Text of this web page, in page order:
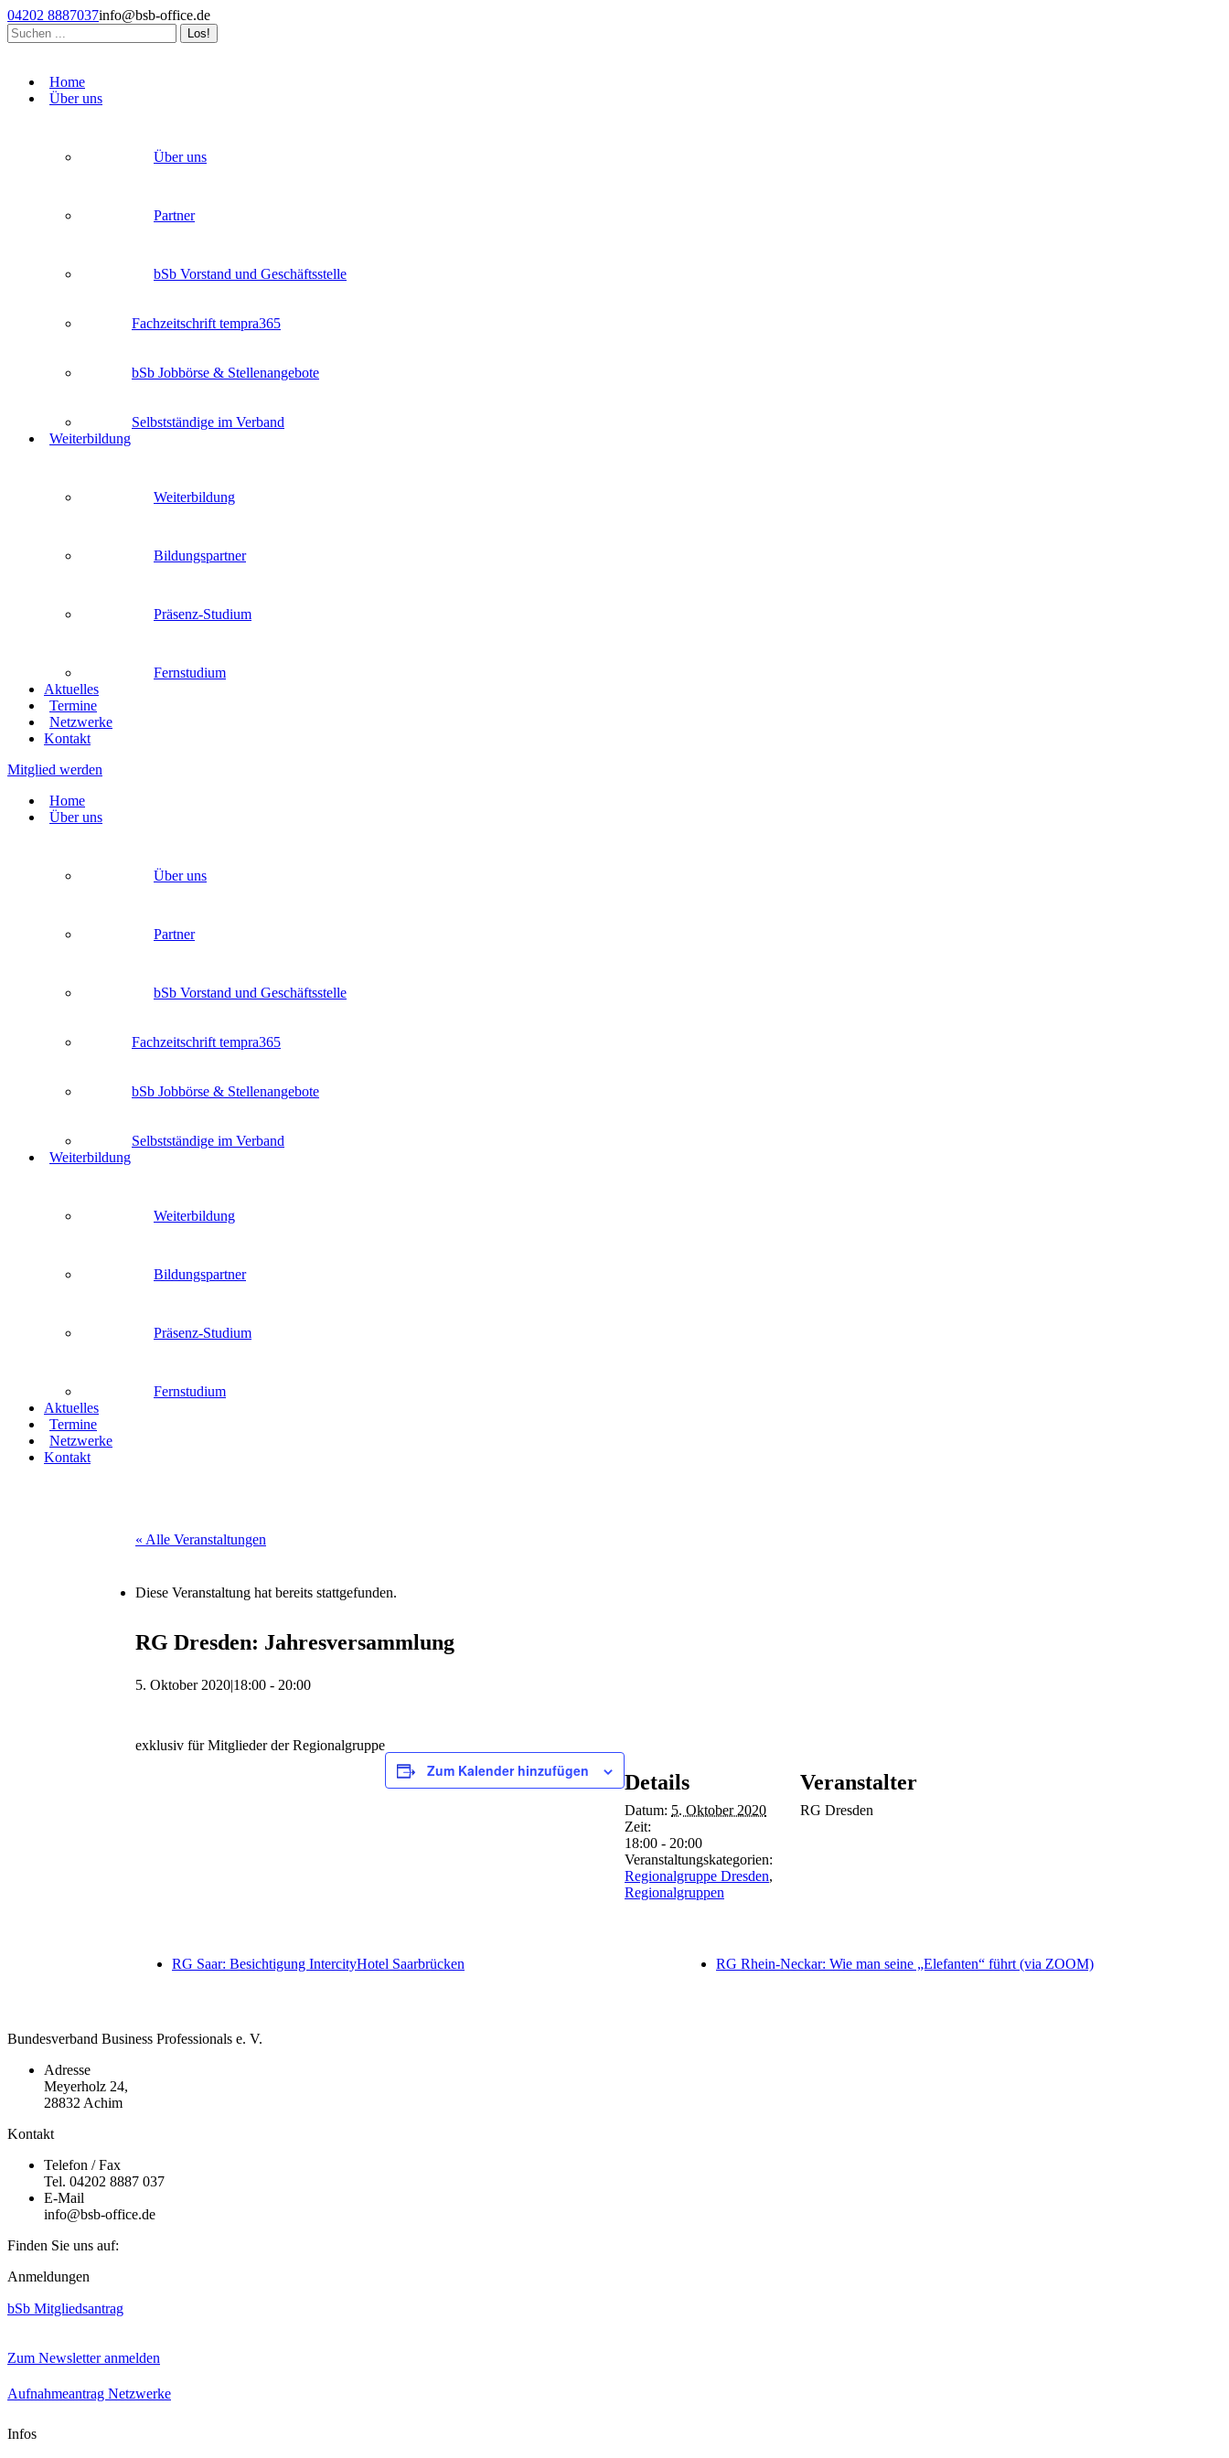
Zum
Inhalt
springen
04202 8887037info@bsb-office.de
Search:
opens
opens
opens
Home
Über uns
Über uns
Partner
bSb Vorstand und Geschäftsstelle
Fachzeitschrift tempra365
bSb Jobbörse & Stellenangebote
Selbstständige im Verband
Weiterbildung
Weiterbildung
Bildungspartner
Präsenz-Studium
Fernstudium
Aktuelles
Termine
Netzwerke
Kontakt
Mitglied werden
Home
Über uns
Über uns
Partner
bSb Vorstand und Geschäftsstelle
Fachzeitschrift tempra365
bSb Jobbörse & Stellenangebote
Selbstständige im Verband
Weiterbildung
Weiterbildung
Bildungspartner
Präsenz-Studium
Fernstudium
Aktuelles
Termine
Netzwerke
Kontakt
« Alle Veranstaltungen
Diese Veranstaltung hat bereits stattgefunden.
RG Dresden: Jahresversammlung
5. Oktober 2020|18:00 - 20:00
exklusiv für Mitglieder der Regionalgruppe
Zum Kalender hinzufügen Details
Datum: 5. Oktober 2020
Zeit:
18:00 - 20:00
Veranstaltungskategorien:
Regionalgruppe Dresden,
Regionalgruppen
Veranstalter
RG Dresden
RG Saar: Besichtigung IntercityHotel Saarbrücken RG Rhein-Neckar: Wie man seine „Elefanten“ führt (via ZOOM)
Bundesverband Business Professionals e. V.
Adresse
Meyerholz 24,
28832 Achim
Kontakt
Telefon / Fax
Tel. 04202 8887 037
E-Mail
info@bsb-office.de
Finden Sie uns auf:
Facebook
opens
window
Linkedin
opens
window
Instagram
opens
window
Anmeldungen
bSb Mitgliedsantrag
Zum Newsletter anmelden
Aufnahmeantrag Netzwerke
Infos